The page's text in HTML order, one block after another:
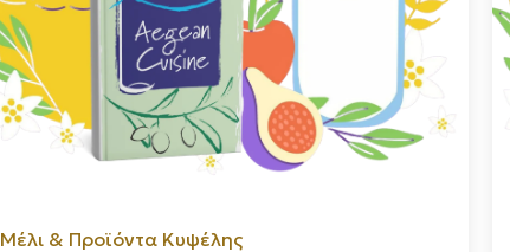
Μέλι & Προϊόντα Κυψέλης